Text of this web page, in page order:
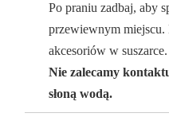
Po praniu zadbaj, aby
przewiewnym miejscu.
akcesoriów w suszarce.
Nie zalecamy
słoną wodą.